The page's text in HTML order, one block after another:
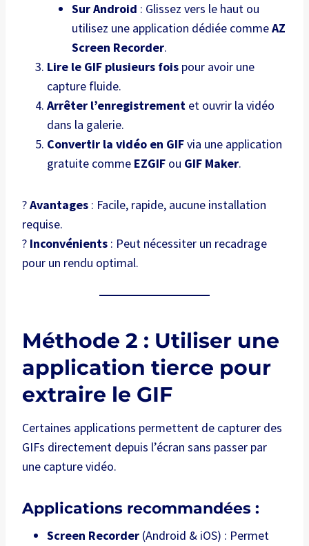
Sur Android : Glissez vers le haut ou
utilisez une application dédiée commeAZ
Screen Recorder.
Lire le GIF plusieurs fois pour avoir une
capture fluide.
Arrêter l’enregistrement et ouvrir la vidéo
dans la galerie.
Convertir la vidéo en GIFvia une application
gratuite comme EZGIF ou GIF Maker.
?Avantages : Facile, rapide, aucune installation
requise.
? Inconvénients : Peut nécessiter un recadrage
pour un rendu optimal.
Méthode 2 : Utiliser une
application tierce pour
extraire le GIF
Certaines applications permettent de capturer des
GIFs directement depuis l’écran sans passer par
une capture vidéo.
Applications recommandées :
Screen Recorder (Android & iOS) : Permet